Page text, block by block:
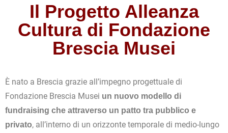
Il Progetto Alleanza
Cultura di Fondazione
Brescia Musei
È nato a Brescia grazie all’impegno progettuale di
Fondazione Brescia Musei un nuovo modello di
fundraising che attraverso un patto tra pubblico e
privato, all’interno di un orizzonte temporale di medio-lungo